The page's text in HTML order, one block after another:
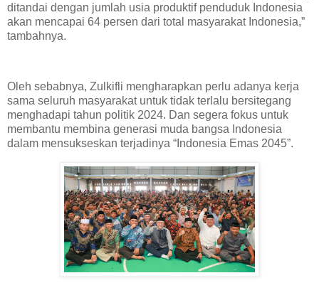
ditandai dengan jumlah usia produktif penduduk Indonesia
akan mencapai 64 persen dari total masyarakat Indonesia,”
tambahnya.
Oleh sebabnya, Zulkifli mengharapkan perlu adanya kerja
sama seluruh masyarakat untuk tidak terlalu bersitegang
menghadapi tahun politik 2024. Dan segera fokus untuk
membantu membina generasi muda bangsa Indonesia
dalam mensukseskan terjadinya “Indonesia Emas 2045”.